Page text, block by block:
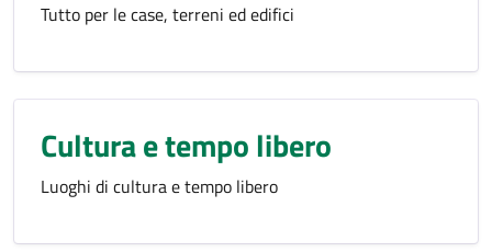
Tutto per le case, terreni ed edifici
Cultura e tempo libero
Luoghi di cultura e tempo libero